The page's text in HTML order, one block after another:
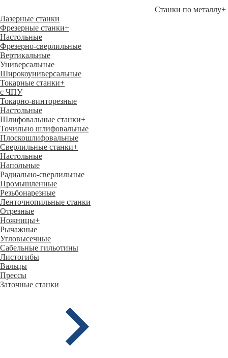
Станки по металлу+
Лазерные станки
Фрезерные станки+
Настольные
Фрезерно-сверлильные
Вертикальные
Универсальные
Широкоуниверсальные
Токарные станки+
с ЧПУ
Токарно-винторезные
Настольные
Шлифовальные станки+
Точильно шлифовальные
Плоскошлифовальные
Сверлильные станки+
Настольные
Напольные
Радиально-сверлильные
Промышленные
Резьбонарезные
Ленточнопильные станки
Отрезные
Ножницы+
Рычажные
Угловысечные
Сабельные гильотины
Листогибы
Вальцы
Прессы
Заточные станки